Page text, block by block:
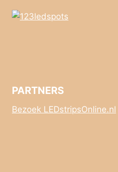
PARTNERS
Bezoek LEDstripsOnline.nl